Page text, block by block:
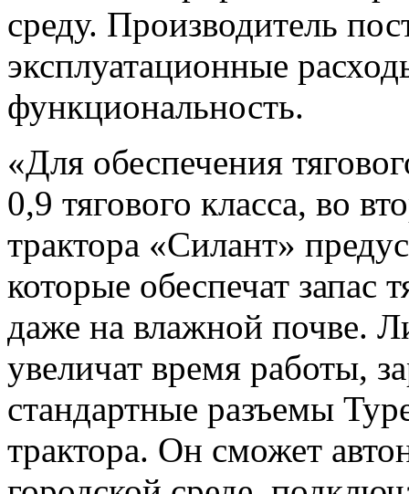
среду. Производитель
эксплуатационные
функциональность.
«Для обеспечения
0,9 тягового класса, во
трактора «Силант»
которые обеспечат
даже на влажной почве.
увеличат время работы,
стандартные разъемы
трактора. Он сможет